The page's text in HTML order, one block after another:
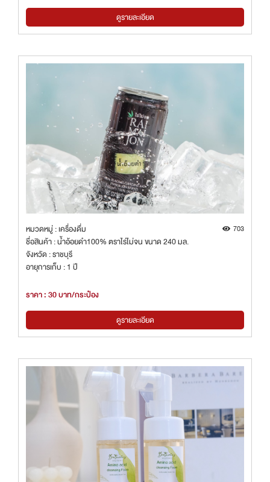
ดูรายละเอียด
หมวดหมู่ : เครื่องดื่ม 703
ชื่อสินค้า : น้ำอ้อยดำ100% ตราไร่ไม่จน ขนาด 240 มล.
จังหวัด : ราชบุรี
อายุการเก็บ : 1 ปี
ราคา : 30 บาท/กระป๋อง
ดูรายละเอียด